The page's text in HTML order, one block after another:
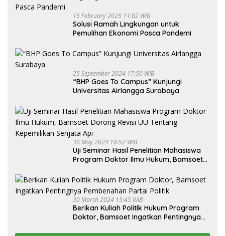
16 February 2025 11:02 WIB
Solusi Ramah Lingkungan untuk
Pemulihan Ekonomi Pasca Pandemi
25 September 2024 17:50 WIB
“BHP Goes To Campus” Kunjungi
Universitas Airlangga Surabaya
30 May 2024 18:52 WIB
Uji Seminar Hasil Penelitian Mahasiswa
Program Doktor Ilmu Hukum, Bamsoet
Senjata Api
30 March 2024 15:45 WIB
Berikan Kuliah Politik Hukum Program
Doktor, Bamsoet Ingatkan Pentingnya